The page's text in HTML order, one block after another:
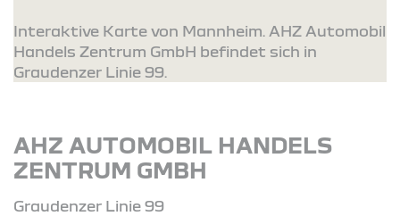
Interaktive Karte von Mannheim. AHZ Automobil
Handels Zentrum GmbH befindet sich in
Graudenzer Linie 99.
AHZ AUTOMOBIL HANDELS
ZENTRUM GMBH
Graudenzer Linie 99